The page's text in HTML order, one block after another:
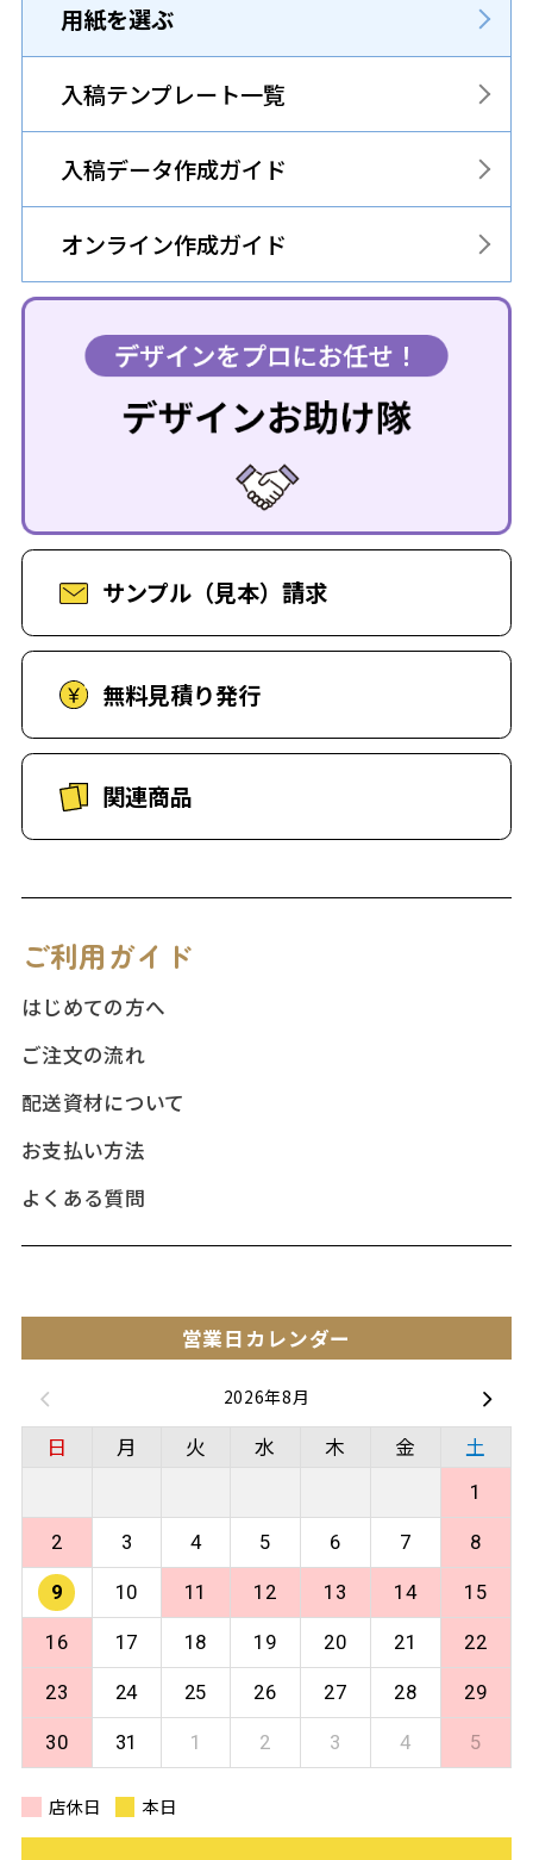
用紙を選ぶ
入稿テンプレート一覧
入稿データ作成ガイド
オンライン作成ガイド
サンプル（見本）請求
無料見積り発行
関連商品
ご利用ガイド
はじめての方へ
ご注文の流れ
配送資材について
お支払い方法
よくある質問
営業日カレンダー
2026年8月
日 月 火 水 木 金 土
1
2 3 4 5 6 7 8
9 10 11 12 13 14 15
16 17 18 19 20 21 22
23 24 25 26 27 28 29
30 31 1 2 3 4 5
店休日 本日